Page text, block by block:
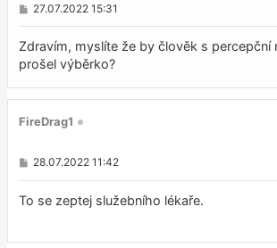
P
s
ě
27.07.2022 15:31
Zdravím, myslíte že by člověk s percepční
prošel výběrko?
FireDrag1
P
s
28.07.2022 11:42
To se zeptej služebního lékaře.